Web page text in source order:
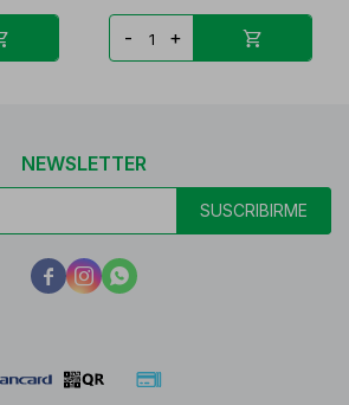
- +
NEWSLETTER
SUSCRIBIRME
  